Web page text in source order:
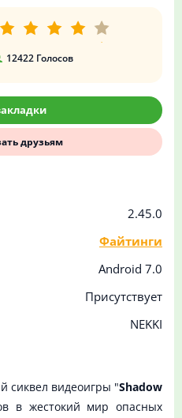
2.45.0
Файтинги
Android 7.0
Присутствует
NEKKI
12422Голосов
друзьям
сиквел видеоигры "Shadow
в жестокий мир опасных